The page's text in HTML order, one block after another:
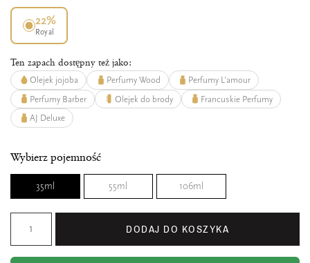
22%
Royal
Ten zapach dostępny też jako:
Olejek jojoba Perfumy Wood
Perfumy L'amour
Perfumy Barber
Olejek do brody
Francuskie Perfumy
AJ Deluxe
Wybierz pojemność
35ml 55ml 106ml
DODAJ DO KOSZYKA